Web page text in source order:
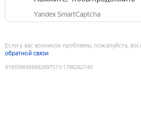
Yandex SmartCaptcha
Если у вас возникли проблемы, пожалуйста,
обратной связи
9193598856682697573:1786262740